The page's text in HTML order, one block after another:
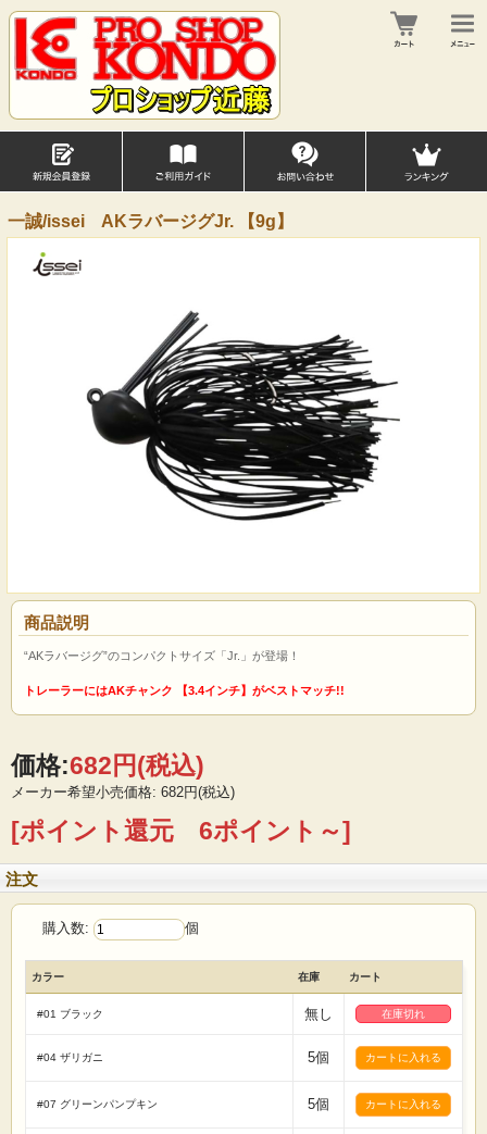
一誠/issei AKラバージグJr. 【9g】
商品説明
“AKラバージグ”のコンパクトサイズ「Jr.」が登場！
トレーラーにはAKチャンク 【3.4インチ】がベストマッチ!!
価格:682円(税込)
メーカー希望小売価格: 682円(税込)
[ポイント還元 6ポイント～]
注文
購入数: 個
カラー 在庫 カート
#01 ブラック 無し 在庫切れ
#04 ザリガニ 5個
#07 グリーンパンプキン 5個